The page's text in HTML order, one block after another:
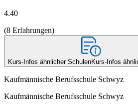
4.40
(8 Erfahrungen)
Kurs-Infos ähnlicher SchulenKurs-Infos
Kaufmännische Berufsschule Schwyz
Kaufmännische Berufsschule Schwyz